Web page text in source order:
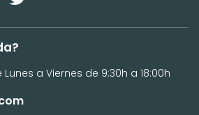
a Viernes de 9:30h a 18:00h